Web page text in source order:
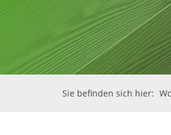
Sie befinden sich hier: